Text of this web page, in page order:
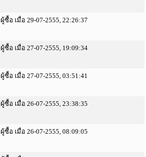
ผู้ซื้อ เมื่อ 29-07-2555, 22:26:37
ผู้ซื้อ เมื่อ 27-07-2555, 19:09:34
ผู้ซื้อ เมื่อ 27-07-2555, 03:51:41
ผู้ซื้อ เมื่อ 26-07-2555, 23:38:35
ผู้ซื้อ เมื่อ 26-07-2555, 08:09:05